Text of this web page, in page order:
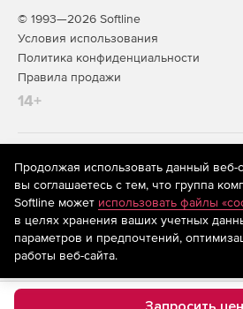
© 1993—2026 Softline
Условия использования
Политика конфиденциальности
Правила продажи
14+
На информационном ресурсе
рекомендательные технологии
предоставления информации на
систематизации и анализа сведений,
предпочтениям пользователей сети
находящихся на территории
Продолжая использовать данный веб-
вы соглашаетесь с тем, что группа
Softline может использовать файлы
в целях хранения ваших учетных
параметров и предпочтений,
работы веб-сайта.